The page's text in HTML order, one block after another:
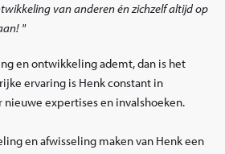
van anderen én zichzelf altijd op
en ontwikkeling ademt, dan is het
ervaring is Henk constant in
nieuwe expertises en invalshoeken.
en afwisseling maken van Henk een